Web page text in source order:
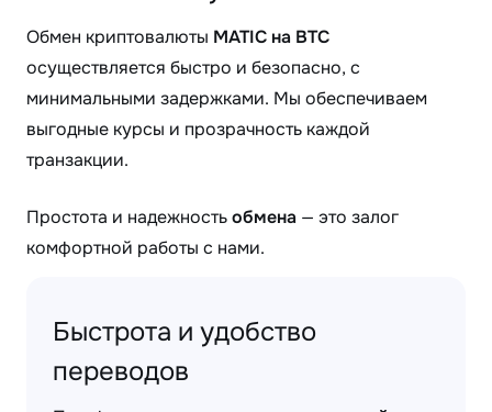
Обмен криптовалюты MATIC на BTC
осуществляется быстро и безопасно, с
минимальными задержками. Мы обеспечиваем
выгодные курсы и прозрачность каждой
транзакции.
Простота и надежностьобмена — это залог
комфортной работы с нами.
Быстрота и удобство
переводов